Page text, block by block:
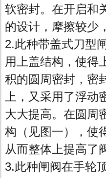
软密封。在开启和
的设计，摩擦较少
2.此种带盖式刀型
用上盖结构，使得
积的圆周密封，密
上，又采用了浮
大大提高。在圆周
构（见图一），使
从而整体上提高了
3.此种闸阀在手轮